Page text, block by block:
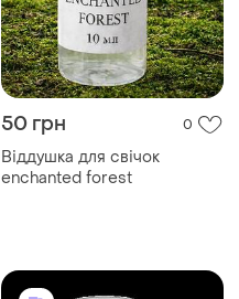
50 грн 0
Віддушка для свічок
enchanted forest